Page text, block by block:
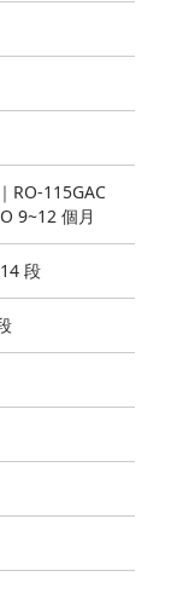
RO-115GAC
9~12 個月
段